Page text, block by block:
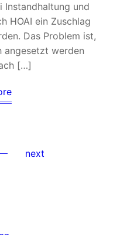
Instandhaltung und
HOAI ein Zuschlag
Das Problem ist,
angesetzt werden
[…]
next